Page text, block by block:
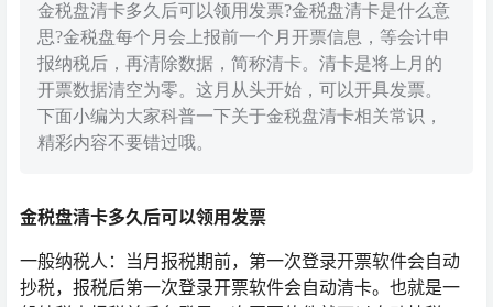
金税盘清卡多久后可以领用发票?金税盘清卡是什么意
思?金税盘每个月会上报前一个月开票信息，等会计申
报纳税后，再清除数据，简称清卡。清卡是将上月的
开票数据清空为零。这月从头开始，可以开具发票。
下面小编为大家科普一下关于金税盘清卡相关常识，
精彩内容不要错过哦。
金税盘清卡多久后可以领用发票
一般纳税人：当月报税期前，第一次登录开票软件会自动
抄税，报税后第一次登录开票软件会自动清卡。也就是一